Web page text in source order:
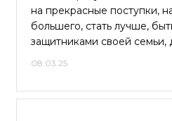
на прекрасные поступки,
большего, стать лучше,
защитниками своей
08.03.25